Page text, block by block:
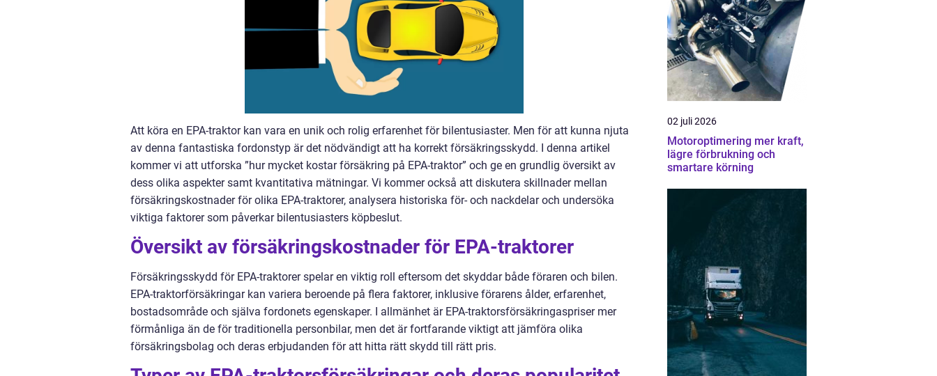
Att köra en EPA-traktor kan vara en unik och rolig erfarenhet för bilentusiaster. Men för att kunna njuta
av denna fantastiska fordonstyp är det nödvändigt att ha korrekt försäkringsskydd. I denna artikel
kommer vi att utforska ”hur mycket kostar försäkring på EPA-traktor” och ge en grundlig översikt av
dess olika aspekter samt kvantitativa mätningar. Vi kommer också att diskutera skillnader mellan
försäkringskostnader för olika EPA-traktorer, analysera historiska för- och nackdelar och undersöka
viktiga faktorer som påverkar bilentusiasters köpbeslut.
Översikt av försäkringskostnader för EPA-traktorer
Försäkringsskydd för EPA-traktorer spelar en viktig roll eftersom det skyddar både föraren och bilen.
EPA-traktorförsäkringar kan variera beroende på flera faktorer, inklusive förarens ålder, erfarenhet,
bostadsområde och själva fordonets egenskaper. I allmänhet är EPA-traktorsförsäkringaspriser mer
förmånliga än de för traditionella personbilar, men det är fortfarande viktigt att jämföra olika
försäkringsbolag och deras erbjudanden för att hitta rätt skydd till rätt pris.
02 juli 2026
Motoroptimering mer kraft,
lägre förbrukning och
smartare körning